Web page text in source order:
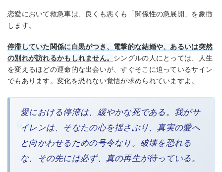
恋愛において救急車は、良くも悪くも「関係性の急展開」を象徴
します。
停滞していた関係に白黒がつき、電撃的な結婚や、あるいは突然
の別れが訪れるかもしれません。 シングルの人にとっては、人生
を変えるほどの運命的な出会いが、すぐそこに迫っているサイン
でもあります。変化を恐れない覚悟が求められていますよ。
愛における停滞は、緩やかな死である。我がサ
イレンは、そなたの心を揺さぶり、真実の愛へ
と向かわせるための号令なり。破壊を恐れる
な、その先には必ず、真の再生が待っている。